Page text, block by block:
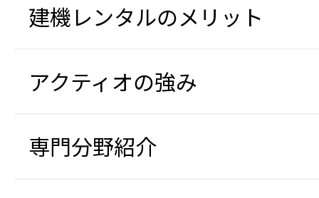
建機レンタルのメリット
アクティオの強み
専門分野紹介